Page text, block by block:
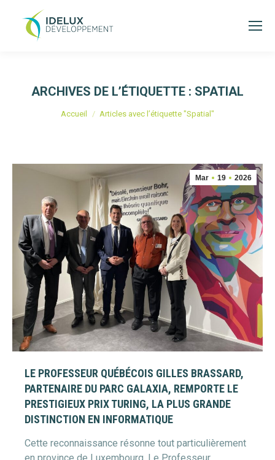
ARCHIVES DE L’ÉTIQUETTE : SPATIAL
Vous êtes ici :
Accueil Articles avec l’étiquette "Spatial"
Mar 19 2026
LE PROFESSEUR QUÉBÉCOIS GILLES BRASSARD,
PARTENAIRE DU PARC GALAXIA, REMPORTE LE
PRESTIGIEUX PRIX TURING, LA PLUS GRANDE
DISTINCTION EN INFORMATIQUE
Cette reconnaissance résonne tout particulièrement